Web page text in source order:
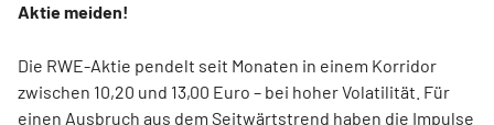
Aktie meiden!
Die RWE-Aktie pendelt seit Monaten in einem Korridor
zwischen 10,20 und 13,00 Euro – bei hoher Volatilität. Für
einen Ausbruch aus dem Seitwärtstrend haben die Impulse